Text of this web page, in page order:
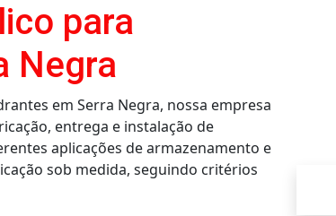
para
Negra
em Serra Negra, nossa empresa
entrega e instalação de
aplicações de armazenamento e
sob medida, seguindo critérios